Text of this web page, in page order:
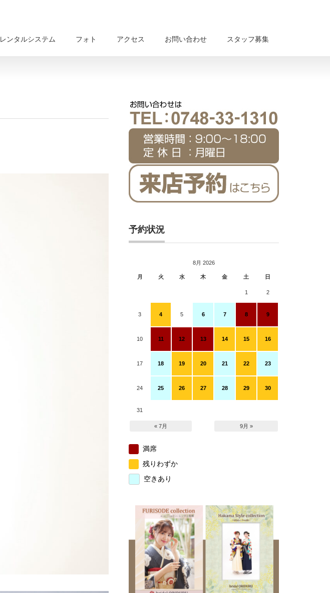
レンタルシステム フォト アクセス お問い合わせ スタッフ募集
予約状況
8月 2026
月 火 水 木 金 土 日
1 2
3 4 5 6 7 8 9
10 11 12 13 14 15 16
17 18 19 20 21 22 23
24 25 26 27 28 29 30
31
« 7月 9月 »
満席
残りわずか
空きあり